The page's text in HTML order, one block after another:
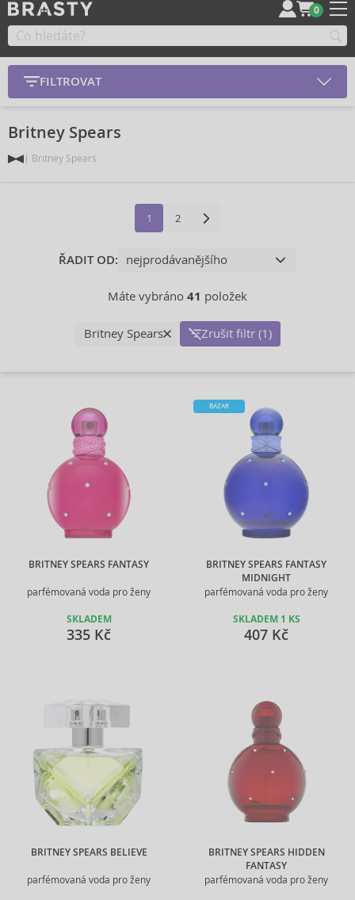
0
FILTROVAT
Britney Spears
Britney Spears
1 2
ŘADIT OD:
Máte vybráno 41 položek
Britney Spears Zrušit filtr (1)
BRITNEY SPEARS FANTASY
parfémovaná voda pro ženy
SKLADEM
335 Kč
BRITNEY SPEARS FANTASY
MIDNIGHT
parfémovaná voda pro ženy
BAZAR
SKLADEM 1 KS
407 Kč
BRITNEY SPEARS BELIEVE
parfémovaná voda pro ženy
BRITNEY SPEARS HIDDEN
FANTASY
parfémovaná voda pro ženy